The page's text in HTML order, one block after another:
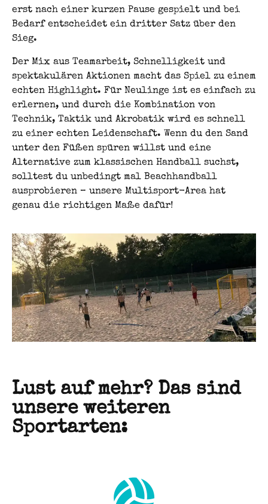
erst nach einer kurzen Pause gespielt und bei
Bedarf entscheidet ein dritter Satz über den
Sieg.
Der Mix aus Teamarbeit, Schnelligkeit und
spektakulären Aktionen macht das Spiel zu einem
echten Highlight. Für Neulinge ist es einfach zu
erlernen, und durch die Kombination von
Technik, Taktik und Akrobatik wird es schnell
zu einer echten Leidenschaft. Wenn du den Sand
unter den Füßen spüren willst und eine
Alternative zum klassischen Handball suchst,
solltest du unbedingt mal Beachhandball
ausprobieren – unsere Multisport-Area hat
genau die richtigen Maße dafür!
Lust auf mehr? Das sind
unsere weiteren
Sportarten: